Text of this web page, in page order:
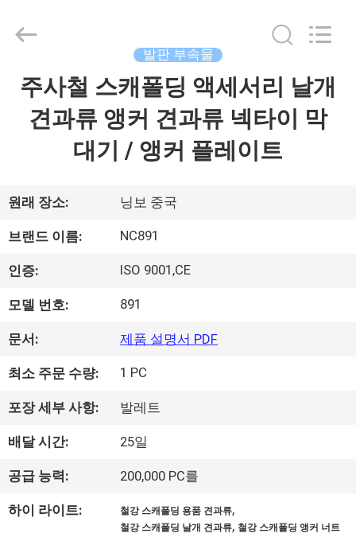
집
비
디
오
우
리
에
관
한
것
CO.,LTD.
발판 부속물
주사철 스캐폴딩 액세서리 날개
견과류 앵커 견과류 넥타이 막
대기 / 앵커 플레이트
원래 장소: 닝보 중국
브랜드 이름: NC891
인증: ISO 9001,CE
모델 번호: 891
문서: 제품 설명서 PDF
최소 주문 수량: 1 PC
포장 세부 사항: 발레트
배달 시간: 25일
공급 능력: 200,000 PC를
하이 라이트: 철강 스캐폴딩 용품 견과류,
철강 스캐폴딩 날개 견과류, 철강 스캐폴딩 앵커 너트